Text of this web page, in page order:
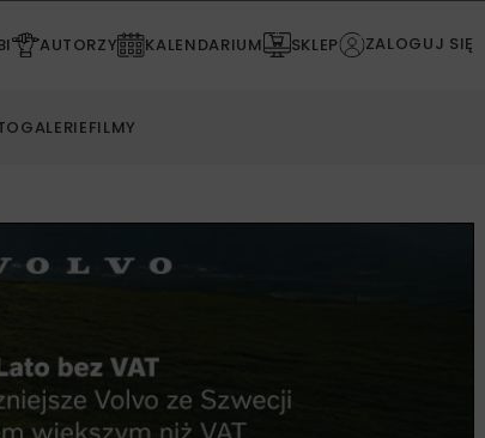
AUTORZY KALENDARIUM SKLEP ZALOGUJ SIĘ
FILMY